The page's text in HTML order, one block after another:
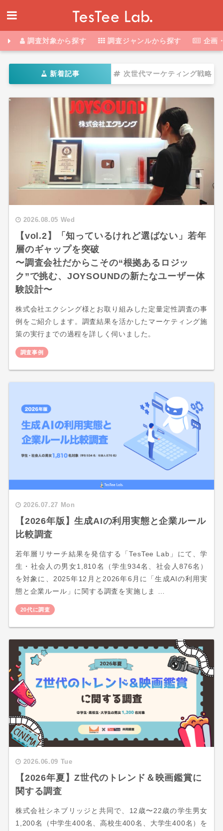
調査対象から探す 調査ジャンルから探す 企画
新着記事 次世代マーケティング戦略
2026.08.05 Wed
【vol.2】「知っているけれど選ばない」若年
層のギャップを突破
〜調査会社だからこその“根拠あるロジッ
ク”で挑む、JOYSOUNDの新たなユーザー体
験設計〜
株式会社エクシング様とお取り組みした定量定性調査の事
例をご紹介します。調査結果を活かしたマーケティング施
策の実行までの過程を詳しく伺いました。
調査事例
2026.07.27 Mon
【2026年版】生成AIの利用実態と企業ルール
比較調査
若年層リサーチ結果を発信する「TesTee Lab」にて、学
生・社会人の男女1,810名（学生934名、社会人876名）
を対象に、2025年12月と2026年6月に「生成AIの利用実
態と企業ルール」に関する調査を実施しま …
20代に調査
2026.06.09 Tue
【2026年夏】Z世代のトレンド＆映画鑑賞に
関する調査
株式会社シネブリッジと共同で、12歳〜22歳の学生男女
1,200名（中学生400名、高校生400名、大学生400名）を